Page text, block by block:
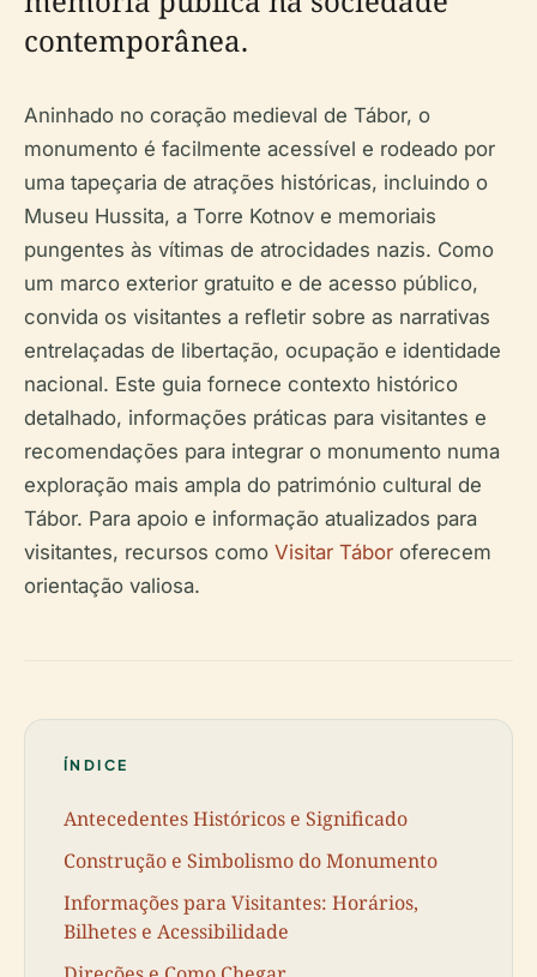
contemporânea.
Aninhado no coração medieval de Tábor, o
monumento é facilmente acessível e rodeado por
uma tapeçaria de atrações históricas, incluindo o
Museu Hussita, a Torre Kotnov e memoriais
pungentes às vítimas de atrocidades nazis. Como
um marco exterior gratuito e de acesso público,
convida os visitantes a refletir sobre as narrativas
entrelaçadas de libertação, ocupação e identidade
nacional. Este guia fornece contexto histórico
detalhado, informações práticas para visitantes e
recomendações para integrar o monumento numa
exploração mais ampla do património cultural de
Tábor. Para apoio e informação atualizados para
visitantes, recursos como Visitar Tábor oferecem
orientação valiosa.
ÍNDICE
Antecedentes Históricos e Significado
Construção e Simbolismo do Monumento
Informações para Visitantes: Horários,
Bilhetes e Acessibilidade